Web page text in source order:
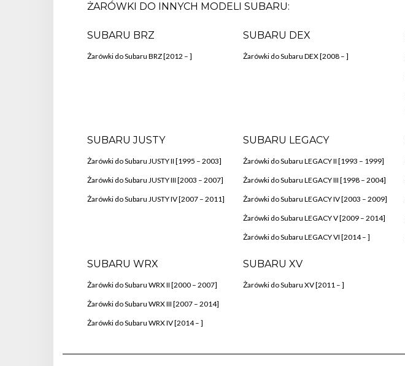
ŻARÓWKI DO INNYCH MODELI SUBARU:
SUBARU BRZ
Żarówki do Subaru BRZ [2012 – ]
SUBARU DEX
Żarówki do Subaru DEX [2008 – ]
SUBARU JUSTY
Żarówki do Subaru JUSTY II [1995 – 2003]
Żarówki do Subaru JUSTY III [2003 – 2007]
Żarówki do Subaru JUSTY IV [2007 – 2011]
SUBARU LEGACY
Żarówki do Subaru LEGACY II [1993 – 1999]
Żarówki do Subaru LEGACY III [1998 – 2004]
Żarówki do Subaru LEGACY IV [2003 – 2009]
Żarówki do Subaru LEGACY V [2009 – 2014]
Żarówki do Subaru LEGACY VI [2014 – ]
SUBARU WRX
Żarówki do Subaru WRX II [2000 – 2007]
Żarówki do Subaru WRX III [2007 – 2014]
Żarówki do Subaru WRX IV [2014 – ]
SUBARU XV
Żarówki do Subaru XV [2011 – ]